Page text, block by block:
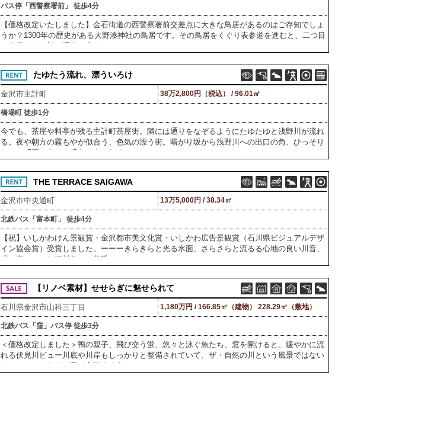
バス停「西警察署前」 徒歩4分
【価格改定いたしました】金石街道の西警察署前交差点に大きな鳥居があるのはご存知でしょ
うか？1300年の歴史がある大野湊神社の鳥居です。その鳥居をくぐり表参道を進むと、二つ目
の鳥居がある橋の手前で曲がっ
たゆたう流れ、漂ういろけ
金沢市主計町 38万2,800円（税込） / 96.01㎡
橋場町 徒歩1分
今でも、茶屋や料亭が残る主計町茶屋街。隣には通りをなぞるようにたゆたゆと浅野川が流れ
る。夜や朝方の霧もやが似合う、色気の漂う街。暗がり坂から浅野川への出口の角、ひっそり
とこの町家はある。僕らでもこれま
THE TERRACE SAIGAWA
金沢市中央通町 13万5,000円 / 38.34㎡
北鉄バス「富本町」 徒歩4分
【祝】いしかわけん景観賞・金沢都市美文化賞・いしかわ広告景観賞（石川県ビジュアルデザ
イン協会賞）受賞しました。ーーーきらきらと光る水面、さらさらと流るる心地の良い川音、
緑の広々とした河川敷では黄昏る人
【リノベ素材】せせらぎに魅せられて
石川県金沢市山科三丁目 1,180万円 / 166.85㎡（建物） 228.29㎡（敷地）
北鉄バス「窪」バス停 徒歩3分
＜価格改定しました＞鴨の親子、飛び交う蛍、悠々と泳ぐ魚たち、窓を開けると、緩やかに流
れる伏見川ビュー川底や川岸もしっかりと整備されていて、ザ・自然の川という風景ではない
ものの、せせらぎの音が心地よく自